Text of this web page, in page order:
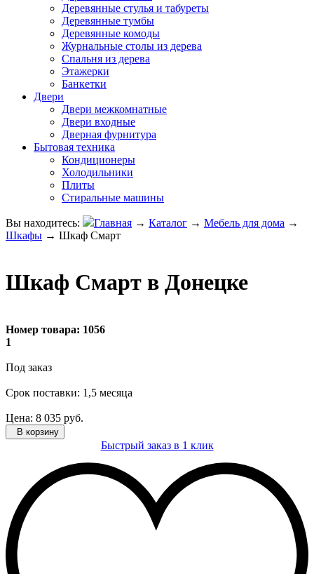
Деревянные стулья и табуреты
Деревянные тумбы
Деревянные комоды
Журнальные столы из дерева
Спальня из дерева
Этажерки
Банкетки
Двери
Двери межкомнатные
Двери входные
Дверная фурнитура
Бытовая техника
Кондиционеры
Холодильники
Плиты
Стиральные машины
Вы находитесь: Главная → Каталог → Мебель для дома →
Шкафы → Шкаф Смарт
Шкаф Смарт в Донецке
Номер товара: 1056
1
Под заказ
Cрок поставки: 1,5 месяца
Цена: 8 035 руб.
В корзину
Быстрый заказ в 1 клик